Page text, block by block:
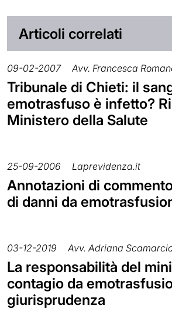
Articoli correlati
09-02-2007 Avv. Francesca
Tribunale di Chieti: il
emotrasfuso è infetto?
Ministero della Salute
25-09-2006 Laprevidenza.it
Annotazioni di
di danni da
03-12-2019 Avv. Adriana
La responsabilità del
contagio da
giurisprudenza